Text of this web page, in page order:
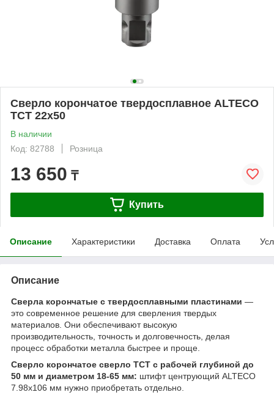
Сверло корончатое твердосплавное ALTECO
TCT 22х50
В наличии
Код: 82788
Розница
13 650 ₸
Купить
Описание Характеристики Доставка Оплата
Описание
Сверла корончатые с твердосплавными пластинами —
это современное решение для сверления твердых
материалов. Они обеспечивают высокую
производительность, точность и долговечность, делая
процесс обработки металла быстрее и проще.
Сверло корончатое сверло TCT с рабочей глубиной до
50 мм и диаметром 18-65 мм: штифт центрующий ALTECO
7.98х106 мм нужно приобретать отдельно.